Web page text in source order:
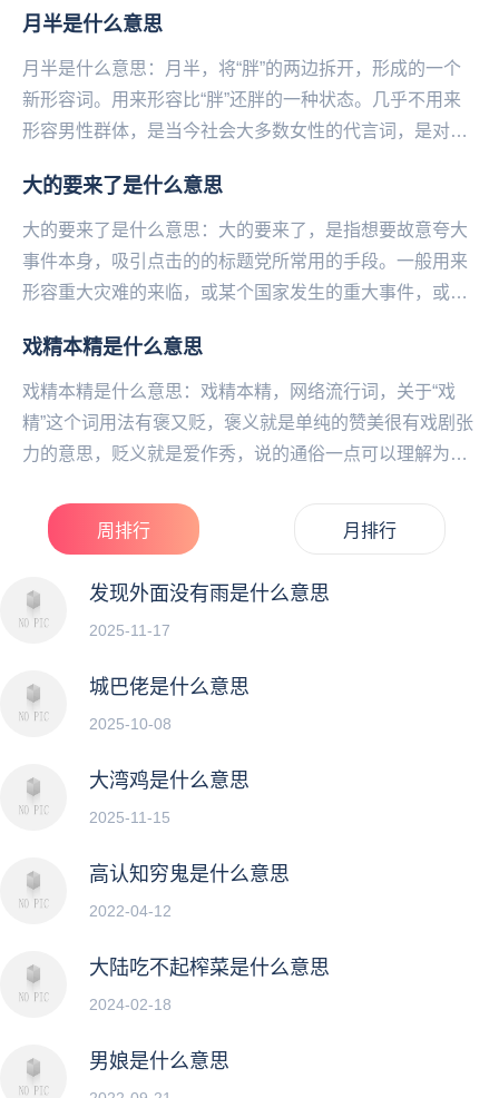
月半是什么意思
月半是什么意思：月半，将“胖”的两边拆开，形成的一个
新形容词。用来形容比“胖”还胖的一种状态。几乎不用来
形容男性群体，是当今社会大多数女性的代言词，是对这
大的要来了是什么意思
大的要来了是什么意思：大的要来了，是指想要故意夸大
事件本身，吸引点击的的标题党所常用的手段。一般用来
形容重大灾难的来临，或某个国家发生的重大事件，或自
戏精本精是什么意思
戏精本精是什么意思：戏精本精，网络流行词，关于“戏
精”这个词用法有褒又贬，褒义就是单纯的赞美很有戏剧张
力的意思，贬义就是爱作秀，说的通俗一点可以理解为丑
周排行 月排行
发现外面没有雨是什么意思
2025-11-17
城巴佬是什么意思
2025-10-08
大湾鸡是什么意思
2025-11-15
高认知穷鬼是什么意思
2022-04-12
大陆吃不起榨菜是什么意思
2024-02-18
男娘是什么意思